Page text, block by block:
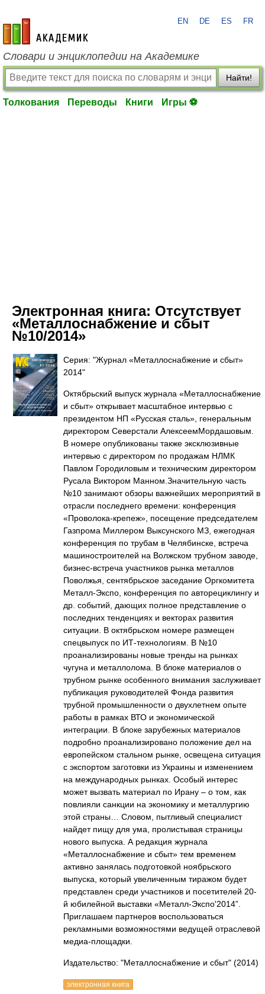
academic.ru
EN DE ES FR
Словари и энциклопедии на Академике
Найти!
Толкования Переводы Книги Игры ⚽
Электронная книга: Отсутствует
«Металлоснабжение и сбыт
№10/2014»
Серия: "Журнал «Металлоснабжение и сбыт»
2014"
Октябрьский выпуск журнала «Металлоснабжение
и сбыт» открывает масштабное интервью с
президентом НП «Русская сталь», генеральным
директором Северстали АлексеемМордашовым.
В номере опубликованы также эксклюзивные
интервью с директором по продажам НЛМК
Павлом Городиловым и техническим директором
Русала Виктором Манном.Значительную часть
№10 занимают обзоры важнейших мероприятий в
отрасли последнего времени: конференция
«Проволока-крепеж», посещение председателем
Газпрома Миллером Выксунского МЗ, ежегодная
конференция по трубам в Челябинске, встреча
машиностроителей на Волжском трубном заводе,
бизнес-встреча участников рынка металлов
Поволжья, сентябрьское заседание Оргкомитета
Металл-Экспо, конференция по авторециклингу и
др. событий, дающих полное представление о
последних тенденциях и векторах развития
ситуации. В октябрьском номере размещен
спецвыпуск по ИТ-технологиям. В №10
проанализированы новые тренды на рынках
чугуна и металлолома. В блоке материалов о
трубном рынке особенного внимания заслуживает
публикация руководителей Фонда развития
трубной промышленности о двухлетнем опыте
работы в рамках ВТО и экономической
интеграции. В блоке зарубежных материалов
подробно проанализировано положение дел на
европейском стальном рынке, освещена ситуация
с экспортом заготовки из Украины и изменением
на международных рынках. Особый интерес
может вызвать материал по Ирану – о том, как
повлияли санкции на экономику и металлургию
этой страны… Словом, пытливый специалист
найдет пищу для ума, пролистывая страницы
нового выпуска. А редакция журнала
«Металлоснабжение и сбыт» тем временем
активно занялась подготовкой ноябрьского
выпуска, который увеличенным тиражом будет
представлен среди участников и посетителей 20-
й юбилейной выставки «Металл-Экспо'2014”.
Приглашаем партнеров воспользоваться
рекламными возможностями ведущей отраслевой
медиа-площадки.
Издательство: "Металлоснабжение и сбыт" (2014)
электронная книга